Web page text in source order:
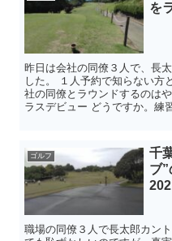
を
昨日は会社の同僚３人で、長
した。 １人予約で知らない方
社の同僚とラウンドするのは
ラスデビュー どうですか。練
ゴルフ
千
ブ
職場の同僚３人で長太郎カン